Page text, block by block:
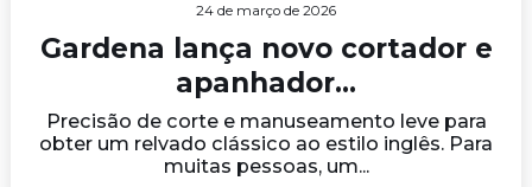
24 de março de 2026
Gardena lança novo cortador e
apanhador...
Precisão de corte e manuseamento leve para
obter um relvado clássico ao estilo inglês. Para
muitas pessoas, um...